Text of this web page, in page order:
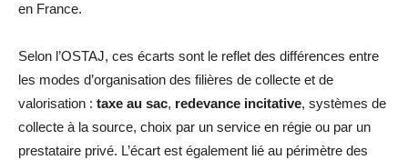
en France.
Selon l’OSTAJ, ces écarts sont le reflet des différences entre
les modes d’organisation des filières de collecte et de
valorisation : taxe au sac, redevance incitative, systèmes de
collecte à la source, choix par un service en régie ou par un
prestataire privé. L’écart est également lié au périmètre des